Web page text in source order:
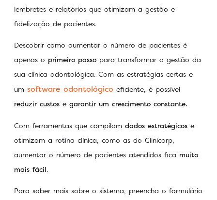
lembretes e relatórios que otimizam a gestão e
fidelização de pacientes.
Descobrir como aumentar o número de pacientes é
apenas o primeiro passo para transformar a gestão da
sua clínica odontológica. Com as estratégias certas e
um software odontológico eficiente, é possível
reduzir custos e garantir um crescimento constante.
Com ferramentas que compilam dados estratégicos e
otimizam a rotina clínica, como as do Clinicorp,
aumentar o número de pacientes atendidos fica muito
mais fácil.
Para saber mais sobre o sistema, preencha o formulário